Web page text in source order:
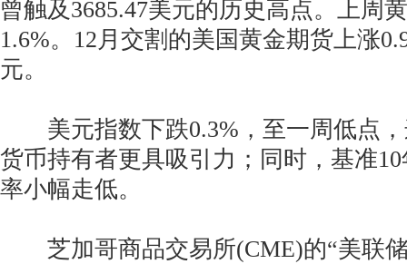
曾触及3685.47美元的历史高点。上周
1.6%。12月交割的美国黄金期货上涨
元。
美元指数下跌0.3%，至一周低点，
货币持有者更具吸引力；同时，基准
率小幅走低。
芝加哥商品交易所(CME)的“美联储